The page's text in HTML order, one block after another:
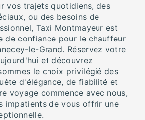
vos trajets quotidiens, des
ou des besoins de
Taxi Montmayeur est
de confiance pour le chauffeur
le-Grand. Réservez votre
et découvrez
le choix privilégié des
d'élégance, de fiabilité et
voyage commence avec nous,
impatients de vous offrir une